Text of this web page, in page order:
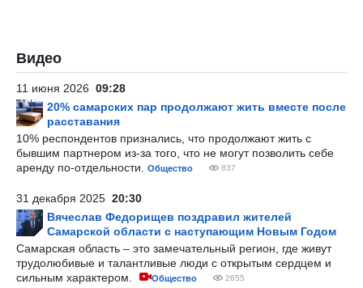
Видео
11 июня 2026 09:28
20% самарских пар продолжают жить вместе после
расставания
10% респондентов признались, что продолжают жить с
бывшим партнером из-за того, что не могут позволить себе
аренду по-отдельности.
Общество 837
31 декабря 2025 20:30
Вячеслав Федорищев поздравил жителей
Самарской области с наступающим Новым Годом
Самарская область – это замечательный регион, где живут
трудолюбивые и талантливые люди с открытым сердцем и
сильным характером.
Общество 2655